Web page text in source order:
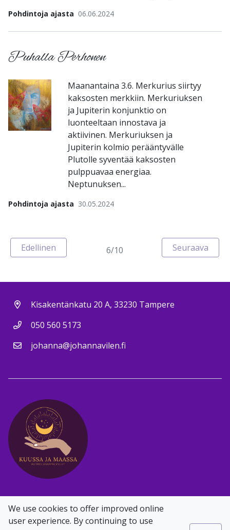
We use cookies to offer improved online
user experience. By continuing to use
Pohdintoja ajasta 06.06.2024
Pohdintoja ajasta 30.05.2024
Puhalla Perhonen
Maanantaina 3.6. Merkurius siirtyy
kaksosten merkkiin. Merkuriuksen
ja Jupiterin konjunktio on
luonteeltaan innostava ja
aktiivinen. Merkuriuksen ja
Jupiterin kolmio perääntyvälle
Plutolle syventää kaksosten
pulppuavaa energiaa.
Neptunuksen...
Edellinen 6/10 Seuraava
Kisakentänkatu 20 A, 33230 Tampere
050 560 5173
johanna@johannavilen.fi
Facebook
Instagram